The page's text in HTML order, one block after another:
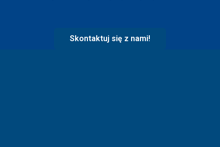
Skontaktuj się z nami!